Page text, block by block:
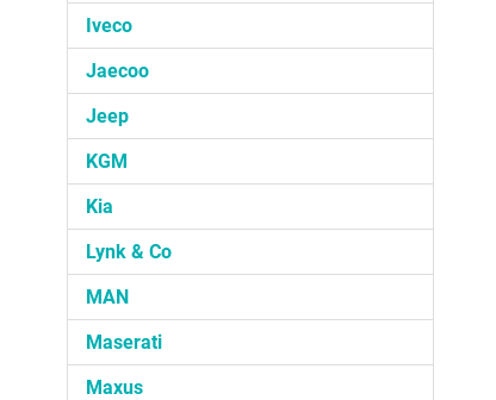
Iveco
Jaecoo
Jeep
KGM
Kia
Lynk & Co
MAN
Maserati
Maxus